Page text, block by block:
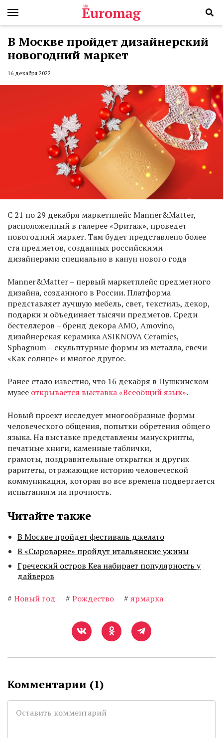
В Москве пройдет дизайнерский
новогодний маркет
16 декабря 2022
С 21 по 29 декабря маркетплейс Manner&Matter,
расположенный в галерее «Эритаж», проведет
новогодний маркет. Там будет представлено более
ста предметов, созданных российскими
дизайнерами специально в канун нового года
Manner&Matter – первый маркетплейс предметного
дизайна, созданного в России. Платформа
представляет лучшую мебель, свет, текстиль, декор,
подарки и объединяет тысячи предметов. Среди
бестеллеров – бренд декора AMO, Amovino,
дизайнерская керамика ASIKNOVA Сeramics,
Sphagnum – скульптурные формы из металла, свечи
«Как солнце» и многое другое.
Ранее стало известно, что 16 декабря в Пушкинском
музее открывается выставка «Всеобщий язык».
Новый проект исследует многообразные формы
человеческого общения, попытки обретения общего
языка. На выставке представлены манускрипты,
печатные книги, каменные таблички,
грамоты, поздравительные открытки и других
раритеты, отражающие историю человеческой
коммуникации, которая во все времена подвергается
испытаниям на прочность.
Читайте также
В Москве пройдет фестиваль джелато
В «Сыроварне» пройдут итальянские ужины
Греческий остров Кеа набирает популярность у
дайверов
# Новый год # Рождество # ярмарка
Комментарии (1)